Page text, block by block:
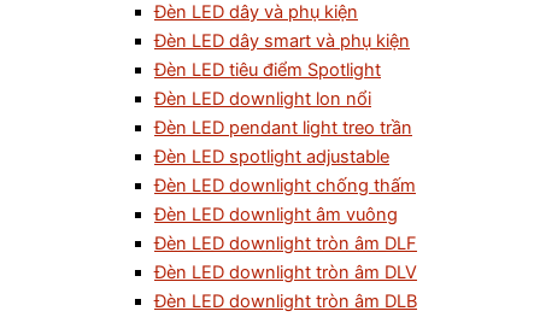
Đèn LED dây và phụ kiện
Đèn LED dây smart và phụ kiện
Đèn LED tiêu điểm Spotlight
Đèn LED downlight lon nổi
Đèn LED pendant light treo trần
Đèn LED spotlight adjustable
Đèn LED downlight chống thấm
Đèn LED downlight âm vuông
Đèn LED downlight tròn âm DLF
Đèn LED downlight tròn âm DLV
Đèn LED downlight tròn âm DLB